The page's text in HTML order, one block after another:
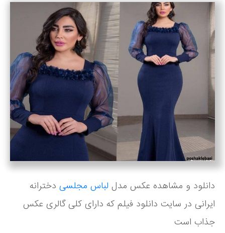
دانلود و مشاهده عکس مدل لباس مجلسی دخترانه
ایرانی در سایت دانلود فیلم که دارای کلی گالری عکس
جذاب است